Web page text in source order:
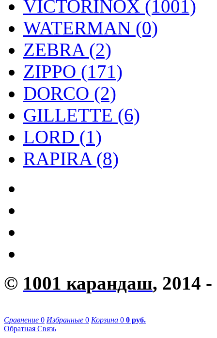
VICTORINOX (1001)
WATERMAN (0)
ZEBRA (2)
ZIPPO (171)
DORCO (2)
GILLETTE (6)
LORD (1)
RAPIRA (8)
© 1001 карандаш, 2014 -
Сравнение 0 Избранные 0 Корзина 0 0 руб.
Обратная Связь